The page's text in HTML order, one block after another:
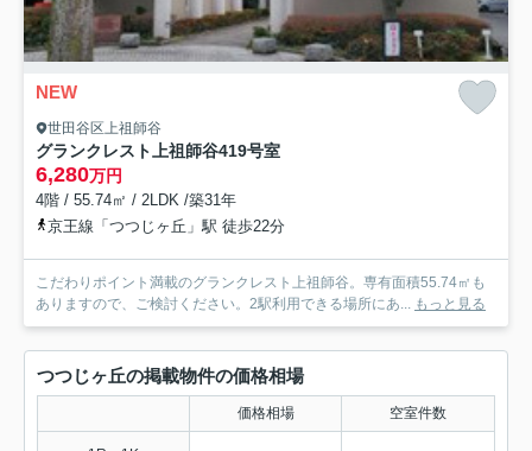
NEW
世田谷区上祖師谷
グランクレスト上祖師谷419号室
6,280万円
4階 / 55.74㎡ / 2LDK /築31年
京王線「つつじヶ丘」駅 徒歩22分
こだわりポイント満載のグランクレスト上祖師谷。専有面積55.74㎡も
ありますので、ご検討ください。2駅利用できる場所にあ... もっと見る
つつじヶ丘の掲載物件の価格相場
価格相場 空室件数